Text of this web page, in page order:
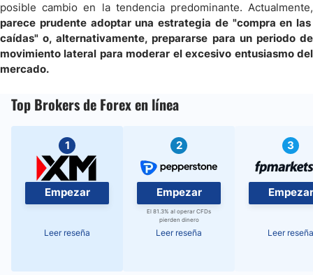
posible cambio en la tendencia predominante. Actualmente,
parece prudente adoptar una estrategia de "compra en las
caídas" o, alternativamente, prepararse para un periodo de
movimiento lateral para moderar el excesivo entusiasmo del
mercado.
Top Brokers de Forex en línea
1
Empezar
Leer reseña
2
Empezar
El 81.3% al operar CFDs
pierden dinero
Leer reseña
3
Empezar
Leer reseña